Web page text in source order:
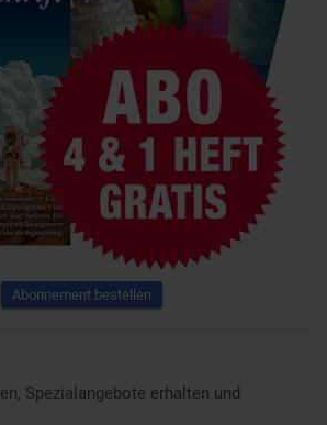
Abonnement bestellen
Spezialangebote erhalten und